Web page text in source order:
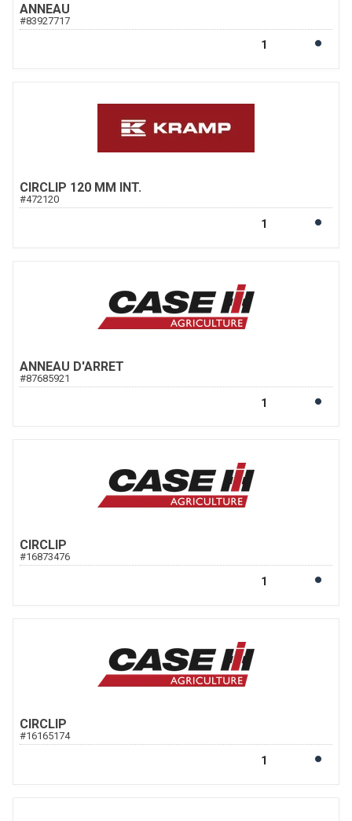
ANNEAU
#83927717
CIRCLIP 120 MM INT.
#472120
ANNEAU D'ARRET
#87685921
CIRCLIP
#16873476
CIRCLIP
#16165174